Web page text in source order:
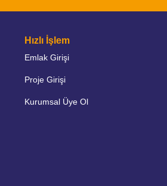
Hızlı İşlem
Emlak Girişi
Proje Girişi
Kurumsal Üye Ol